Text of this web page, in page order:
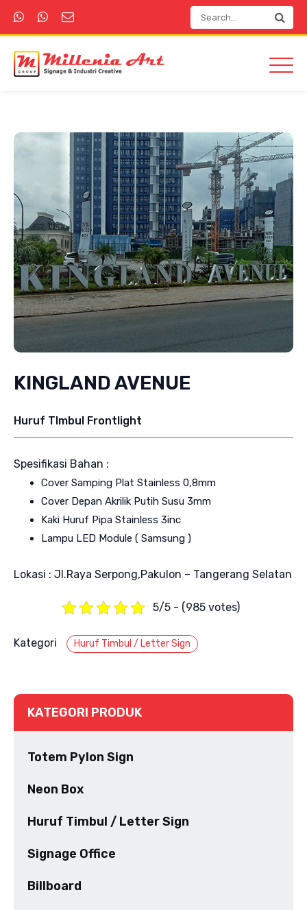
KINGLAND AVENUE
Huruf TImbul Frontlight
Spesifikasi Bahan :
Cover Samping Plat Stainless 0,8mm
Cover Depan Akrilik Putih Susu 3mm
Kaki Huruf Pipa Stainless 3inc
Lampu LED Module ( Samsung )
Lokasi : Jl.Raya Serpong,Pakulon – Tangerang Selatan
5/5 - (985 votes)
Kategori Huruf Timbul / Letter Sign
KATEGORI PRODUK
Totem Pylon Sign
Neon Box
Huruf Timbul / Letter Sign
Signage Office
Billboard